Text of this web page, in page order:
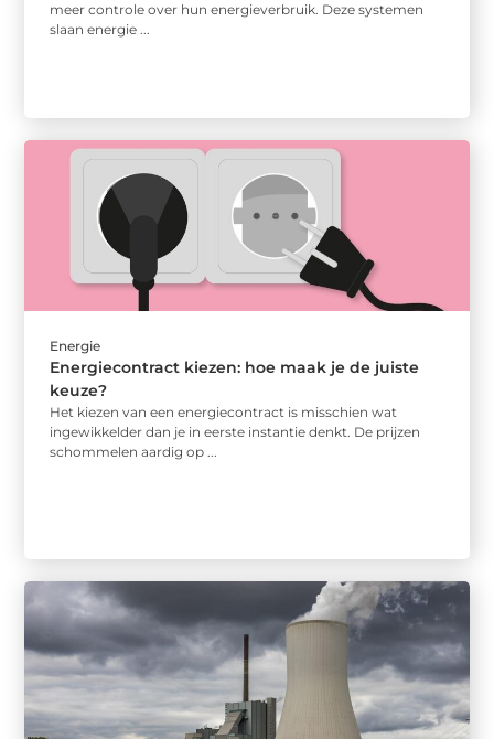
meer controle over hun energieverbruik. Deze systemen
slaan energie ...
Energie
Energiecontract kiezen: hoe maak je de juiste
keuze?
Het kiezen van een energiecontract is misschien wat
ingewikkelder dan je in eerste instantie denkt. De prijzen
schommelen aardig op ...